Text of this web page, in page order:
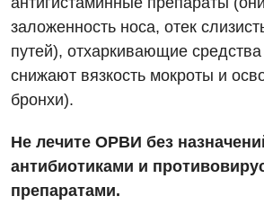
заложенность носа, отек
путей), отхаркивающие
снижают вязкость мокроты и
бронхи).
Не лечите ОРВИ без
антибиотиками и
препаратами.